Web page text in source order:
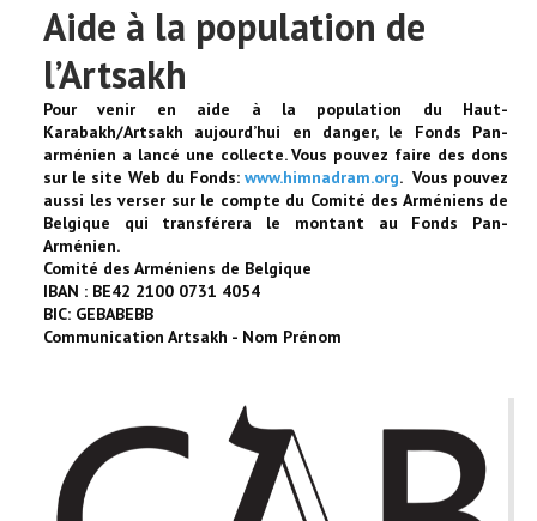
Aide à la population de
l’Artsakh
Pour venir en aide à la population du Haut-
Karabakh/Artsakh aujourd’hui en danger, le Fonds Pan-
arménien a lancé une collecte. Vous pouvez faire des dons
sur le site Web du Fonds:www.himnadram.org. Vous pouvez
aussi les verser sur le compte du Comité des Arméniens de
Belgique qui transférera le montant au Fonds Pan-
Arménien.
Comité des Arméniens de Belgique
IBAN : BE42 2100 0731 4054
BIC: GEBABEBB
Communication Artsakh - Nom Prénom